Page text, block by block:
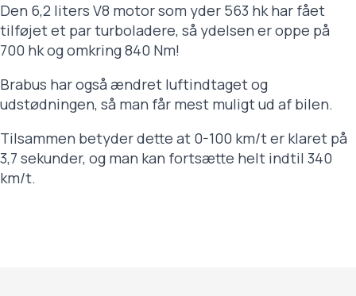
Den 6,2 liters V8 motor som yder 563 hk har fået
tilføjet et par turboladere, så ydelsen er oppe på
700 hk og omkring 840 Nm!
Brabus har også ændret luftindtaget og
udstødningen, så man får mest muligt ud af bilen.
Tilsammen betyder dette at 0-100 km/t er klaret på
3,7 sekunder, og man kan fortsætte helt indtil 340
km/t.